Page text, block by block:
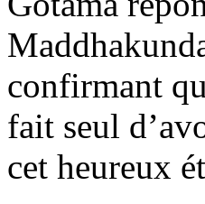
confirmant
fait seul
cet heureux